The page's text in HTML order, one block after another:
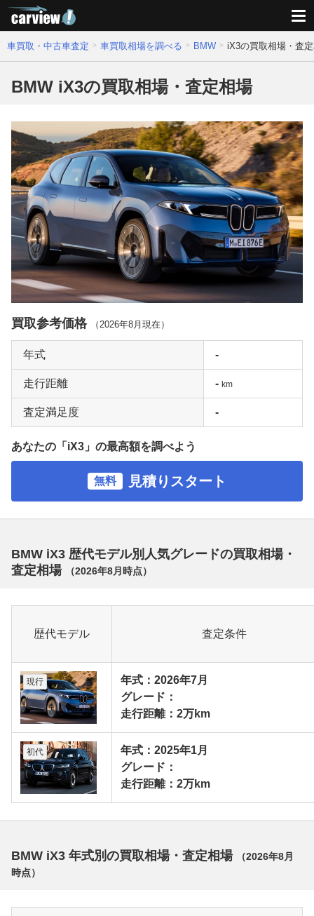
車買取・中古車査定 車買取相場を調べる BMW iX3の買取相場・査
BMW iX3の買取相場・査定相場
買取参考価格 （ 2026年8月 現在）
年式 -
走行距離 - km
査定満足度 -
あなたの「iX3」の最高額を調べよう
無料 見積りスタート
BMW iX3 歴代モデル別人気グレードの買取相場・
査定相場
（2026年8月 時点）
歴代モデル 査定条件
現行
年式：2026年7月
グレード：
走行距離：2万km
初代
年式：2025年1月
グレード：
走行距離：2万km
BMW iX3 年式別の買取相場・査定相場 （2026年8月
時点）